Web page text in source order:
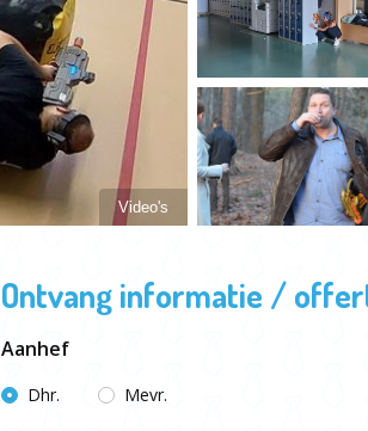
Video's
Ontvang informatie /
Aanhef
Dhr. Mevr.